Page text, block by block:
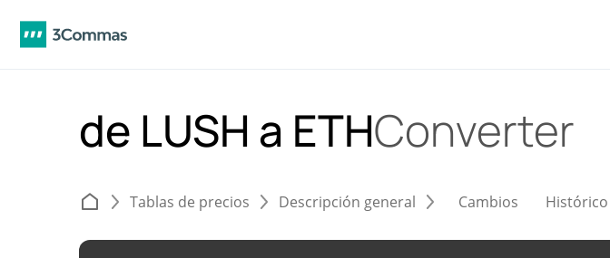
de LUSH a ETHConverter
Tablas de precios Descripción general Cambios Histórico